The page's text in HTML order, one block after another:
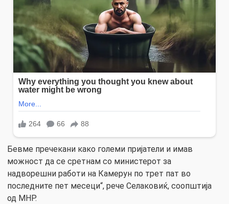
Бевме пречекани како големи пријатели и имав
можност да се сретнам со министерот за
надворешни работи на Камерун по трет пат во
последните пет месеци“, рече Селаковиќ, соопштија
од МНР.